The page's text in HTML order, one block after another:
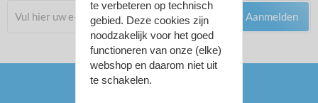
Aanmelden
te verbeteren op technisch
gebied. Deze cookies zijn
noodzakelijk voor het goed
functioneren van onze (elke)
webshop en daarom niet uit
te schakelen.